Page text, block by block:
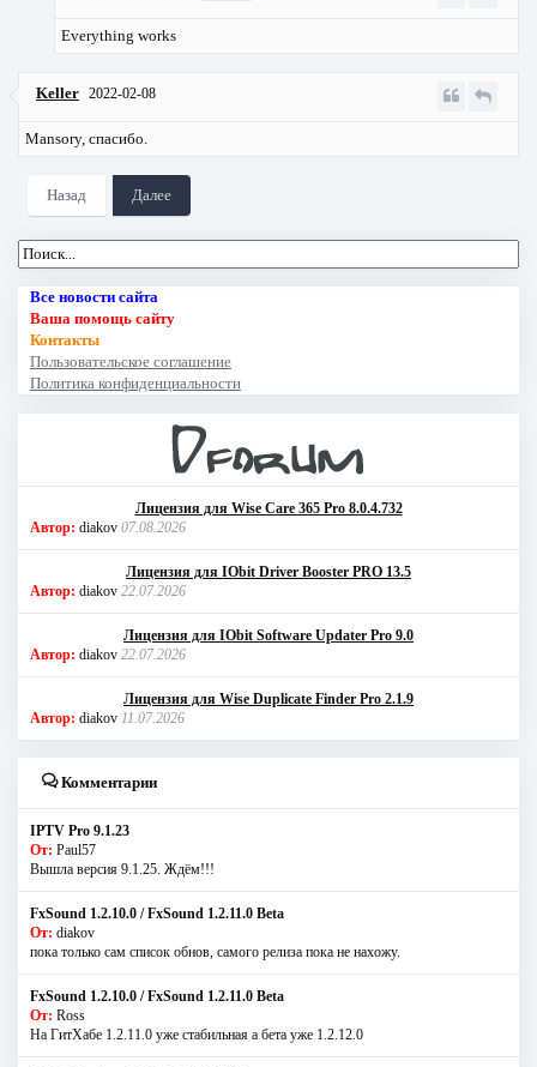
Everything works
Keller 2022-02-08
Mansory, спасибо.
Назад Далее
Все новости сайта
Ваша помощь сайту
Контакты
Пользовательское соглашение
Политика конфиденциальности
Лицензия для Wise Care 365 Pro 8.0.4.732
Автор: diakov 07.08.2026
Лицензия для IObit Driver Booster PRO 13.5
Автор: diakov 22.07.2026
Лицензия для IObit Software Updater Pro 9.0
Автор: diakov 22.07.2026
Лицензия для Wise Duplicate Finder Pro 2.1.9
Автор: diakov 11.07.2026
Комментарии
IPTV Pro 9.1.23
От: Paul57
Вышла версия 9.1.25. Ждём!!!
FxSound 1.2.10.0 / FxSound 1.2.11.0 Beta
От: diakov
пока только сам список обнов, самого релиза пока не нахожу.
FxSound 1.2.10.0 / FxSound 1.2.11.0 Beta
От: Ross
На ГитХабе 1.2.11.0 уже стабильная а бета уже 1.2.12.0